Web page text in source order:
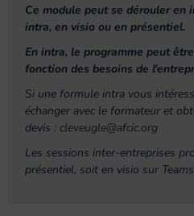
Ce module peut se dérouler en
intra, en visio ou en présentiel.
En intra, le programme peut
fonction des besoins de
Si une formule intra vous
échanger avec le formateur et
devis : cleveugle@afcic.org
Les sessions inter-entreprises
présentiel, soit en visio sur